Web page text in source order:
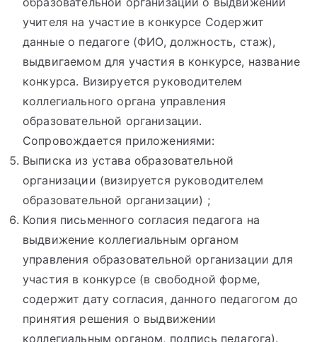
учителя на участие в конкурсе Содержит
данные о педагоге (ФИО, должность, стаж),
выдвигаемом для участия в конкурсе, название
конкурса. Визируется руководителем
коллегиального органа управления
образовательной организации.
Сопровождается приложениями:
Выписка из устава образовательной
организации (визируется руководителем
образовательной организации) ;
Копия письменного согласия педагога на
выдвижение коллегиальным органом
управления образовательной организации для
участия в конкурсе (в свободной форме,
содержит дату согласия, данного педагогом до
принятия решения о выдвижении
коллегиальным органом, подпись педагога).